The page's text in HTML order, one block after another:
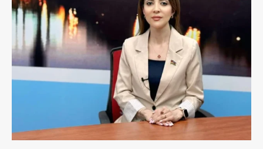
Contact us